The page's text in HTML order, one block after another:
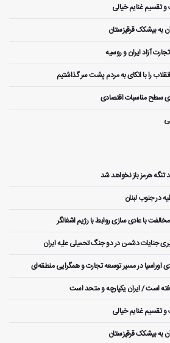
تقسیم غنایم خیالی
به بیشکک قرقیزستان
آزاد ایران و روسیه
را با اتکای به مردم پشت سر گذاشتیم
سطح مناسبات اقتصادی
تنگه هرمز باز نخواهد شد
در جنوب لبنان
با عادی سازی روابط با رژیم اشغالگر
جنایات دشمن در دو جنگ تحمیلی علیه ایران
اوراسیا در مسیر توسعه تجارت و همگرایی منطقه‌ای
است / ایران یکپارچه و متحد است
تقسیم غنایم خیالی
به بیشکک قرقیزستان